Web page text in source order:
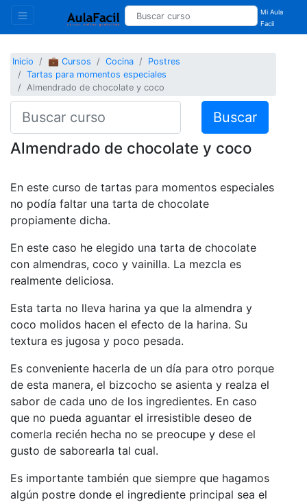
Mi Aula
Facil
Inicio 💼 Cursos Cocina
Postres
Tartas para momentos especiales
Almendrado de chocolate y coco
Buscar
Almendrado de chocolate y coco
En este curso de tartas para momentos especiales
no podía faltar una tarta de chocolate
propiamente dicha.
En este caso he elegido una tarta de chocolate
con almendras, coco y vainilla. La mezcla es
realmente deliciosa.
Esta tarta no lleva harina ya que la almendra y
coco molidos hacen el efecto de la harina. Su
textura es jugosa y poco pesada.
Es conveniente hacerla de un día para otro porque
de esta manera, el bizcocho se asienta y realza el
sabor de cada uno de los ingredientes. En caso
que no pueda aguantar el irresistible deseo de
comerla recién hecha no se preocupe y dese el
gusto de saborearla tal cual.
Es importante también que siempre que hagamos
algún postre donde el ingrediente principal sea el